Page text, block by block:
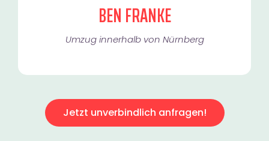
BEN FRANKE
Umzug innerhalb von Nürnberg​
Jetzt unverbindlich anfragen!